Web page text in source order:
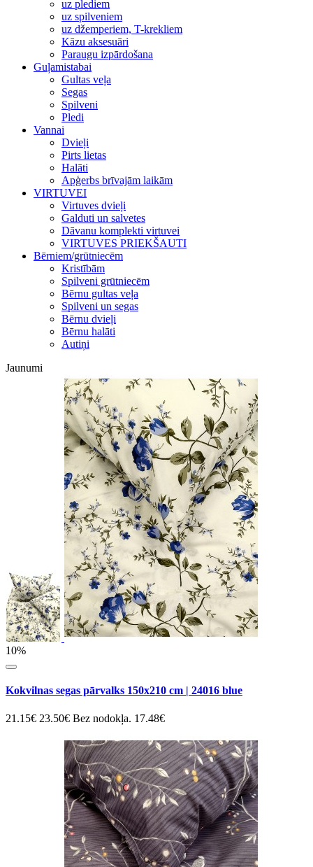
uz plediem
uz spilveniem
uz džemperiem, T-krekliem
Kāzu aksesuāri
Paraugu izpārdošana
Guļamistabai
Gultas veļa
Segas
Spilveni
Pledi
Vannai
Dvieļi
Pirts lietas
Halāti
Apģerbs brīvajām laikām
VIRTUVEI
Virtuves dvieļi
Galduti un salvetes
Dāvanu komplekti virtuvei
VIRTUVES PRIEKŠAUTI
Bērniem/grūtniecēm
Kristībām
Spilveni grūtniecēm
Bērnu gultas veļa
Spilveni un segas
Bērnu dvieļi
Bērnu halāti
Autiņi
Jaunumi
10%
Kokvilnas segas pārvalks 150x210 cm | 24016 blue
21.15€ 23.50€ Bez nodokļa. 17.48€